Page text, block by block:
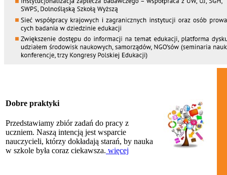
Dobre praktyki
Przedstawiamy zbiór zadań do pracy z
uczniem. Naszą intencją jest wsparcie
nauczycieli, którzy dokładają starań, by nauka
w szkole była coraz ciekawsza. więcej